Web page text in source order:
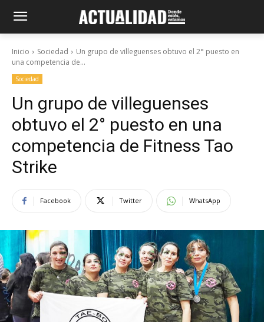
Inicio Sociedad
Un grupo de villeguenses obtuvo el 2° puesto en
una competencia de...
Sociedad
Un grupo de villeguenses
obtuvo el 2° puesto en una
competencia de Fitness Tao
Strike
Facebook Twitter WhatsApp